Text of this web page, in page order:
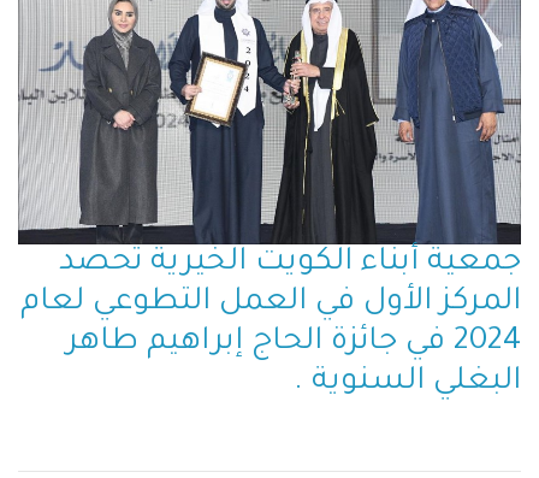
جمعية أبناء الكويت الخيرية تحصد
المركز الأول في العمل التطوعي لعام
2024 في جائزة الحاج إبراهيم طاهر
البغلي السنوية .